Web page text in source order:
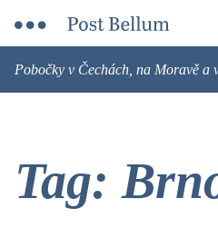
Pobočky v Čechách, na Moravě a
Tag: